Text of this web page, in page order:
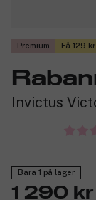
Premium Få 129
Invictus
Bara 1 på lager
1 290 kr